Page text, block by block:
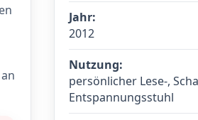
Jahr:
2012
Nutzung:
persönlicher Lese-,
Entspannungsstuhl